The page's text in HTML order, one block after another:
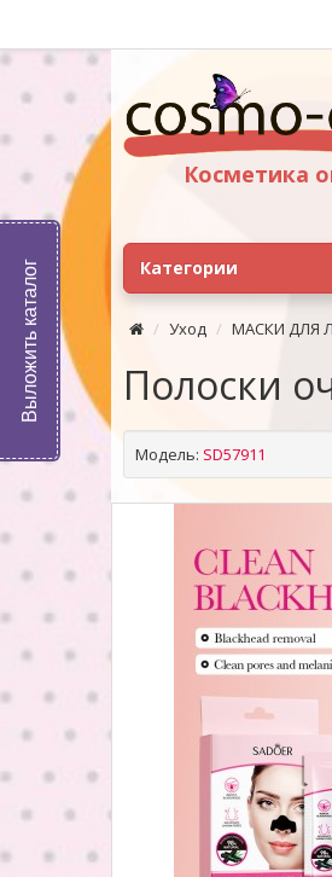
Косметика
Категории
Уход МАСКИ ДЛЯ
Полоски
Модель: SD57911
Выложить каталог